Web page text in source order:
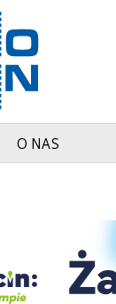
O NAS